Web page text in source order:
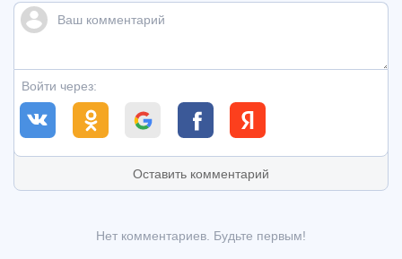
Войти через:
Оставить комментарий
Нет комментариев. Будьте первым!